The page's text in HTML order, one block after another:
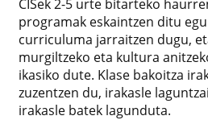
CISek 2-5 urte bitarteko
programak eskaintzen ditu
curriculuma jarraitzen dugu,
murgiltzeko eta kultura
ikasiko dute. Klase bakoitza
zuzentzen du, irakasle
irakasle batek lagunduta.